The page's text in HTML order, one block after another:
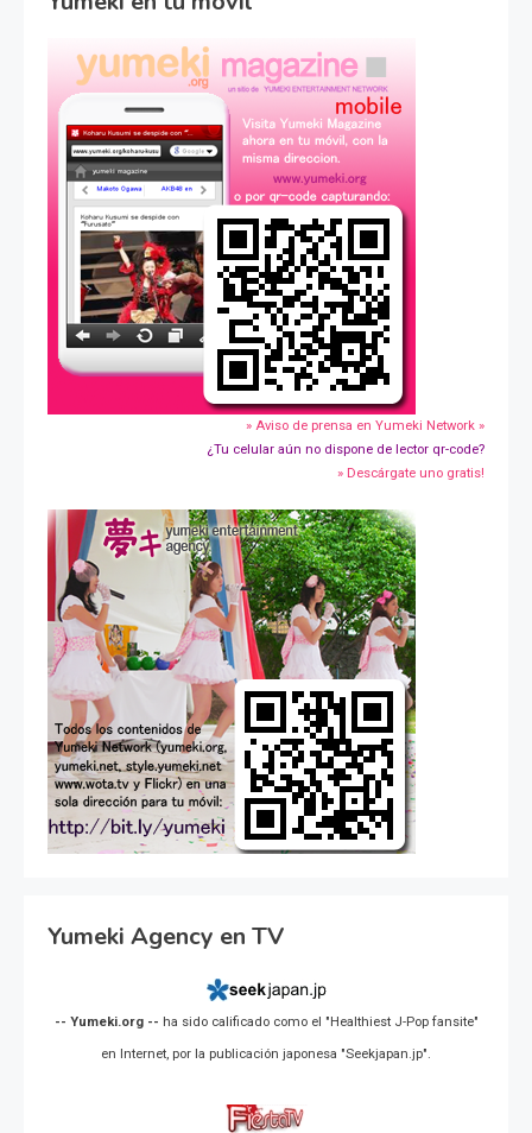
» Aviso de prensa en Yumeki Network »
¿Tu celular aún no dispone de lector qr-code?
» Descárgate uno gratis!
Yumeki Agency en TV
-- Yumeki.org -- ha sido calificado como el "Healthiest J-Pop fansite"
en Internet, por la publicación japonesa "Seekjapan.jp".